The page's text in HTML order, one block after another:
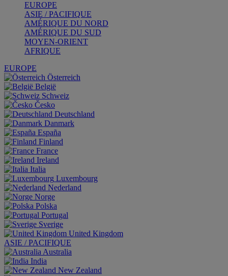
EUROPE
ASIE / PACIFIQUE
AMÉRIQUE DU NORD
AMÉRIQUE DU SUD
MOYEN-ORIENT
AFRIQUE
EUROPE
Österreich
België
Schweiz
Česko
Deutschland
Danmark
España
Finland
France
Ireland
Italia
Luxembourg
Nederland
Norge
Polska
Portugal
Sverige
United Kingdom
ASIE / PACIFIQUE
Australia
India
New Zealand